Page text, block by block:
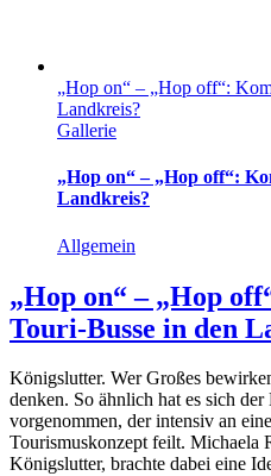
„Hop on“ – „Hop off“:
Landkreis?
Gallerie
„Hop on“ – „Hop off“:
Landkreis?
Allgemein
„Hop on“ – „Hop
Touri-Busse in den
Königslutter. Wer Großes
denken. So ähnlich hat es sich
vorgenommen, der intensiv an
Tourismuskonzept feilt. Michaela
Königslutter, brachte dabei eine